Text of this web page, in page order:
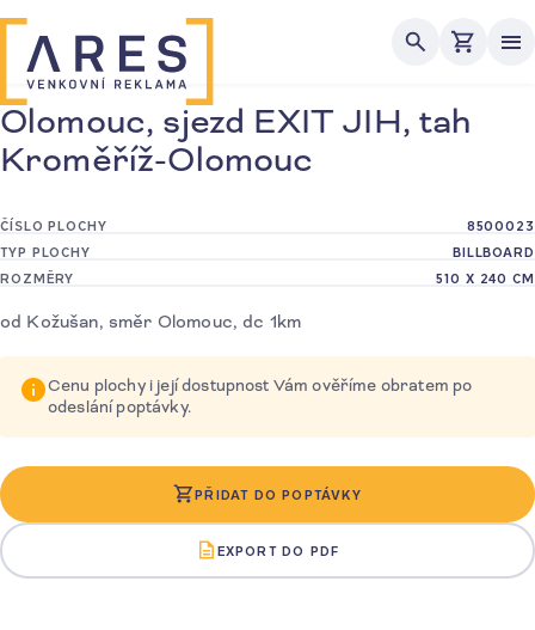
Olomouc, sjezd EXIT JIH, tah
Kroměříž-Olomouc
ČÍSLO PLOCHY
8500023
TYP PLOCHY
BILLBOARD
ROZMĚRY
510 X 240 CM
od Kožušan, směr Olomouc, dc 1km
Cenu plochy i její dostupnost Vám ověříme obratem po
odeslání poptávky.
PŘIDAT DO POPTÁVKY
EXPORT DO PDF